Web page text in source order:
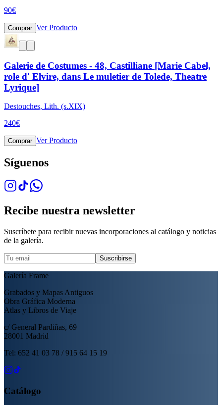
90€
Comprar Ver Producto
Galerie de Costumes - 48, Castilliane [Marie Cabel,
role d' Elvire, dans Le muletier de Tolede, Theatre
Lyrique]
Destouches, Lith. (s.XIX)
240€
Comprar Ver Producto
Síguenos
Recibe nuestra newsletter
Suscríbete para recibir nuevas incorporaciones al catálogo y noticias
de la galería.
Suscribirse
Galería Frame
Grabados y Mapas Antiguos
Obra Gráfica Moderna
Atlas y Libros de Viaje
c/ General Pardiñas, 69
28001 Madrid
Tel: 652 41 03 78 / 915 64 15 19
Catálogo